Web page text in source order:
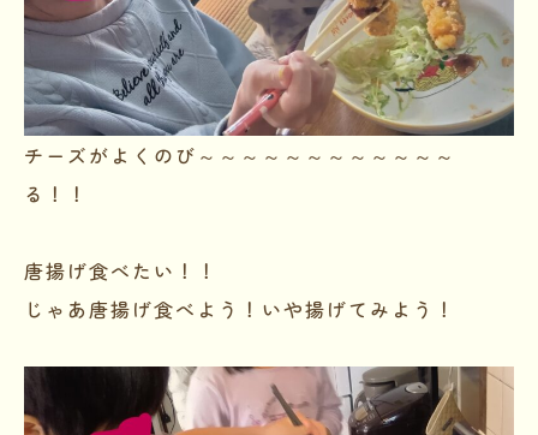
チーズがよくのび～～～～～～～～～～～～
る！！
唐揚げ食べたい！！
じゃあ唐揚げ食べよう！いや揚げてみよう！